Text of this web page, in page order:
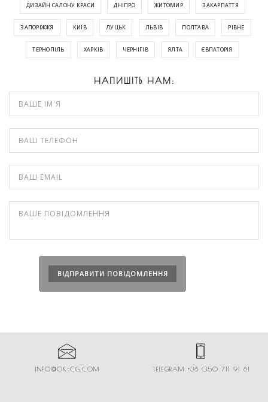
ДИЗАЙН САЛОНУ КРАСИ ДНІПРО ЖИТОМИР ЗАКАРПАТТЯ
ЗАПОРІЖЖЯ КИЇВ ЛУЦЬК ЛЬВІВ ПОЛТАВА РІВНЕ
ТЕРНОПІЛЬ ХАРКІВ ЧЕРНІГІВ ЯЛТА ЄВПАТОРІЯ
НАПИШІТЬ НАМ:
INFO@OK-CG.COM TELEGRAM +38 050 711 91 81